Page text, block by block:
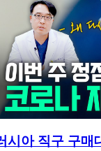
시아 직구 구매